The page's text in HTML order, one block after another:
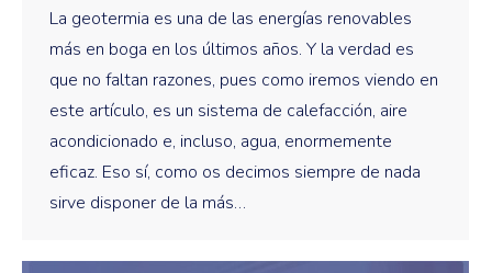
La geotermia es una de las energías renovables
más en boga en los últimos años. Y la verdad es
que no faltan razones, pues como iremos viendo en
este artículo, es un sistema de calefacción, aire
acondicionado e, incluso, agua, enormemente
eficaz. Eso sí, como os decimos siempre de nada
sirve disponer de la más…